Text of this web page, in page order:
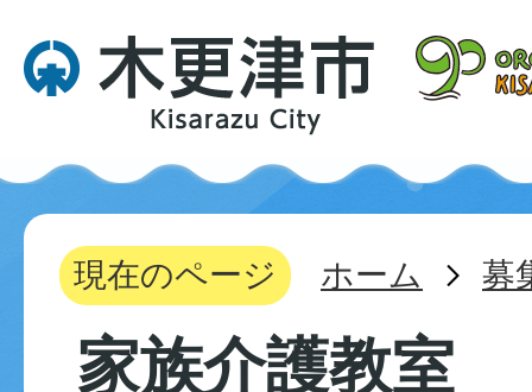
現在のページ ホーム 募
家族介護教室